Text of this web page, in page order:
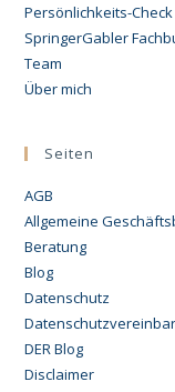
Persönlichkeits-Check
SpringerGabler
Team
Über mich
Seiten
AGB
Allgemeine
Beratung
Blog
Datenschutz
DER Blog
Disclaimer